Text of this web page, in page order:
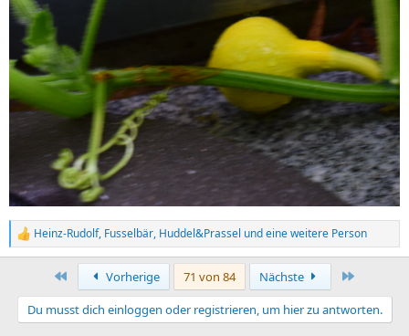
R
e
t
o
Heinz-Rudolf, Fusselbär, Huddel&Prassel und eine weitere Person
Erste Vorherige 71 von 84 Nächste
Du musst dich einloggen oder registrieren, um hier zu antworten.